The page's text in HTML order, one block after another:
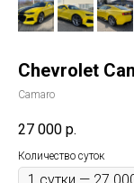
Chevrolet
Camaro
27 000 р.
Количество суток